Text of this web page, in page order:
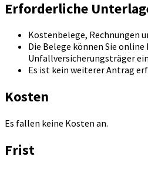
Erforderliche
Kostenbelege, Rechnungen
Die Belege können Sie online
Unfallversicherungsträger
Es ist kein weiterer Antrag
Kosten
Es fallen keine Kosten an.
Frist